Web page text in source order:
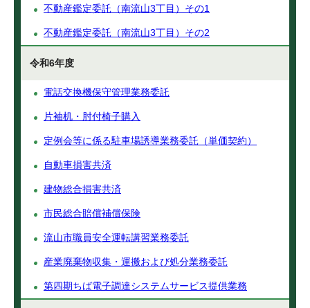
不動産鑑定委託（南流山3丁目）その1
不動産鑑定委託（南流山3丁目）その2
令和6年度
電話交換機保守管理業務委託
片袖机・肘付椅子購入
定例会等に係る駐車場誘導業務委託（単価契約）
自動車損害共済
建物総合損害共済
市民総合賠償補償保険
流山市職員安全運転講習業務委託
産業廃棄物収集・運搬および処分業務委託
第四期ちば電子調達システムサービス提供業務